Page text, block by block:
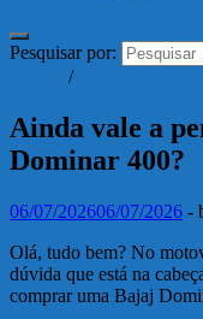
Pesquisar por:
/
Ainda vale a
Dominar 400?
06/07/202606/07/2026 -
Olá, tudo bem? No
dúvida que está na
comprar uma Bajaj